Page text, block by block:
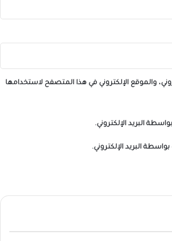
والموقع الإلكتروني في هذا المتصفح لاستخدامها
البريد الإلكتروني.
البريد الإلكتروني.